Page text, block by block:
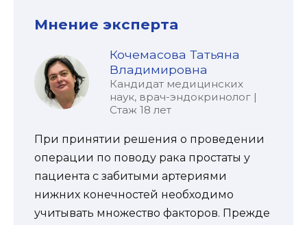
Мнение эксперта
Кочемасова Татьяна
Владимировна
Кандидат медицинских
наук, врач-эндокринолог |
Стаж 18 лет
При принятии решения о проведении
операции по поводу рака простаты у
пациента с забитыми артериями
нижних конечностей необходимо
учитывать множество факторов. Прежде